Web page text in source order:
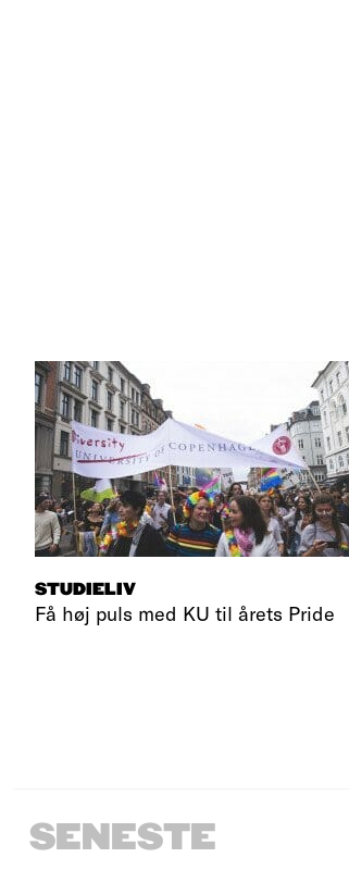
STUDIELIV
Få høj puls med KU til årets Pride
SENESTE